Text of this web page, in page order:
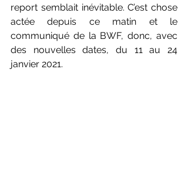
report semblait inévitable. C’est chose
actée depuis ce matin et le
communiqué de la BWF, donc, avec
des nouvelles dates, du 11 au 24
janvier 2021.